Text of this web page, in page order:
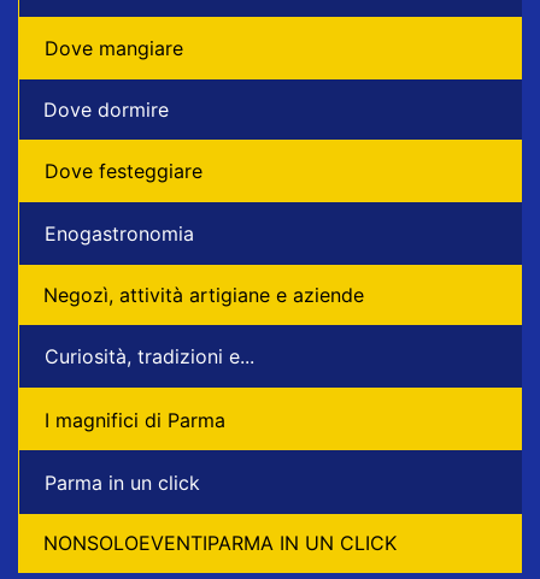
Dove mangiare
Dove dormire
Dove festeggiare
Enogastronomia
Negozì, attività artigiane e aziende
Curiosità, tradizioni e...
I magnifici di Parma
Parma in un click
NONSOLOEVENTIPARMA IN UN CLICK